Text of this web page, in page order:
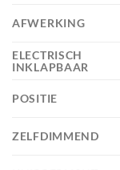
AFWERKING
ELECTRISCH
INKLAPBAAR
POSITIE
ZELFDIMMEND